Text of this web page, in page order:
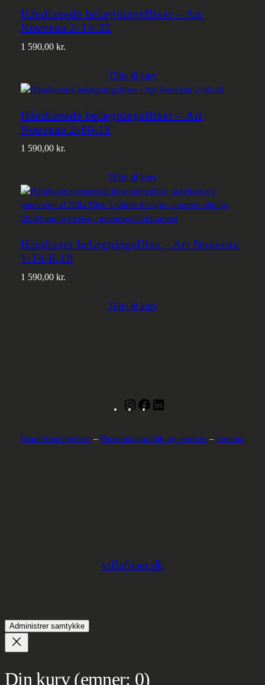
Håndlavede belægningsfliser – Art
Nouveau 2-14-32
1 590,00 kr.
Tilføj til kurv
Håndlavede belægningsfliser – Art
Nouveau 2-60-18
1 590,00 kr.
Tilføj til kurv
Håndlavet belægningsflise – Art Nouveau
1-14-8-10
1 590,00 kr.
Tilføj til kurv
InstagramFacebook
Handelsbetingelser – Persondatapolitik og cookies – kontakt
villafliser.dk
Administrer samtykke
Din kurv(emner: 0)